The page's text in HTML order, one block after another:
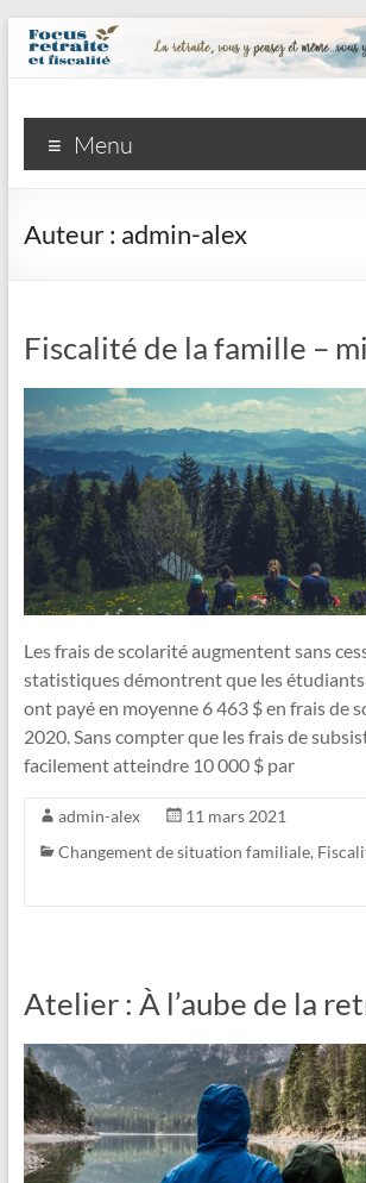
Focus
retraite
et
La
vous
y
pensez
et
même,
vous
rêvez
Menu
Auteur : admin-alex
Fiscalité de la famille –
Les frais de scolarité augmentent sans
statistiques démontrent que les
ont payé en moyenne 6 463 $ en frais de
2020. Sans compter que les frais de
facilement atteindre 10 000 $ par
admin-alex
11 mars 2021
Changement de situation familiale,
Atelier : À l’aube de la